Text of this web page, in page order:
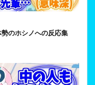
のホシノへの反応集